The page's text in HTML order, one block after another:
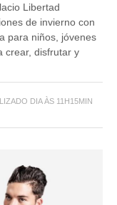
Libertad
de invierno con
para niños, jóvenes
crear, disfrutar y
DIA ÀS 11H15MIN